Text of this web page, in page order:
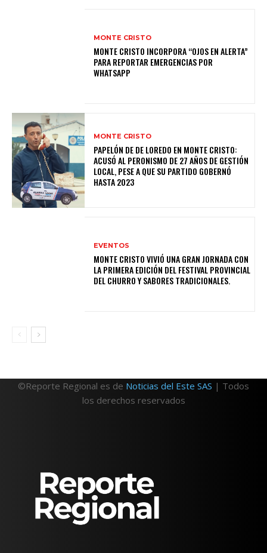
MONTE CRISTO
MONTE CRISTO INCORPORA “OJOS EN ALERTA”
PARA REPORTAR EMERGENCIAS POR
WHATSAPP
MONTE CRISTO
PAPELÓN DE DE LOREDO EN MONTE CRISTO:
ACUSÓ AL PERONISMO DE 27 AÑOS DE GESTIÓN
LOCAL, PESE A QUE SU PARTIDO GOBERNÓ
HASTA 2023
EVENTOS
MONTE CRISTO VIVIÓ UNA GRAN JORNADA CON
LA PRIMERA EDICIÓN DEL FESTIVAL PROVINCIAL
DEL CHURRO Y SABORES TRADICIONALES.
©Reporte Regional es de Noticias del Este SAS | Todos
los derechos reservados